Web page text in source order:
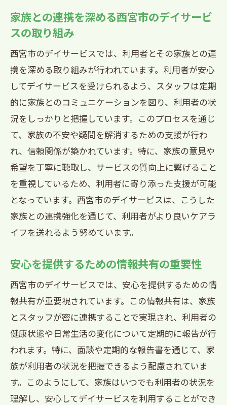
デイサービスで実現する家族との絆と安心感
利用者と家族の絆を深める活動とは
安心感を生むコミュニケーションの具体
例
家族が安心して任せられるサポート体制
日々のケアにおける家族参加の意義
西宮市のデイサービスが提案する家族連
携の形
家族と利用者の絆を育む活動の実践
西宮市のデイサービスが叶える家族と利用者
家族が描く理想のケアを実現するために
利用者に合わせたパーソナルケアの提供
理想のケアを実現するための家族との協
力
西宮市デイサービスが目指すケアの未来
家族と共に描く理想の介護生活
家族とのコミュニケーションを大切にする西
宮市のデイサービス
定期的な面談で家族との信頼を築く
コミュニケーションの質を高める取り組
家族との連携を深める西宮市のデイサービ
スの取り組み
西宮市のデイサービスでは、利用者とその家族との連
携を深める取り組みが行われています。利用者が安心
してデイサービスを受けられるよう、スタッフは定期
的に家族とのコミュニケーションを図り、利用者の状
況をしっかりと把握しています。このプロセスを通じ
て、家族の不安や疑問を解消するための支援が行わ
れ、信頼関係が築かれています。特に、家族の意見や
希望を丁寧に聴取し、サービスの質向上に繋げること
を重視しているため、利用者に寄り添った支援が可能
となっています。西宮市のデイサービスは、こうした
家族との連携強化を通じて、利用者がより良いケアラ
イフを送れるよう努めています。
安心を提供するための情報共有の重要性
西宮市のデイサービスでは、安心を提供するための情
報共有が重要視されています。この情報共有は、家族
とスタッフが密に連携することで実現され、利用者の
健康状態や日常生活の変化について定期的に報告が行
われます。特に、面談や定期的な報告書を通じて、家
族が利用者の状況を把握できるよう配慮されていま
す。このようにして、家族はいつでも利用者の状況を
理解し、安心してデイサービスを利用することができ